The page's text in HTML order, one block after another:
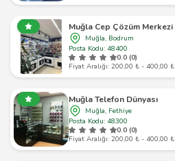
Muğla Cep Çözüm Merkezi
Muğla, Bodrum
Posta Kodu: 48400
0.0 (0)
Fiyat Aralığı: 200,00 ₺ - 400,00 ₺
Muğla Telefon Dünyası
Muğla, Fethiye
Posta Kodu: 48300
0.0 (0)
Fiyat Aralığı: 200,00 ₺ - 400,00 ₺